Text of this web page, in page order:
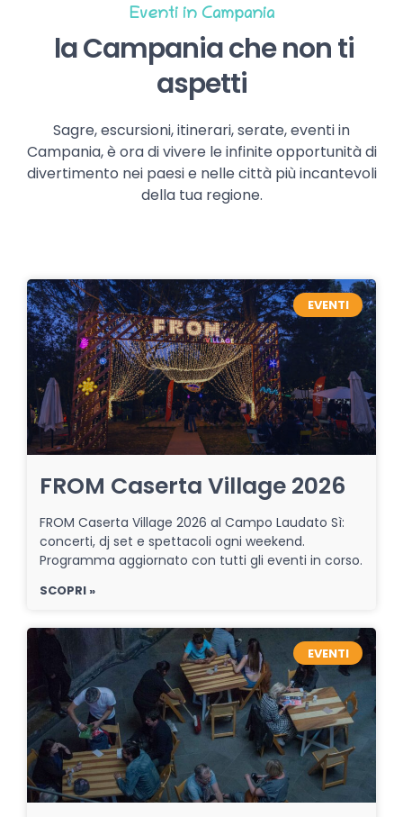
Eventi in Campania
la Campania che non ti
aspetti
Sagre, escursioni, itinerari, serate, eventi in
Campania, è ora di vivere le infinite opportunità di
divertimento nei paesi e nelle città più incantevoli
della tua regione.
EVENTI
FROM Caserta Village 2026
FROM Caserta Village 2026 al Campo Laudato Sì:
concerti, dj set e spettacoli ogni weekend.
Programma aggiornato con tutti gli eventi in corso.
SCOPRI »
EVENTI